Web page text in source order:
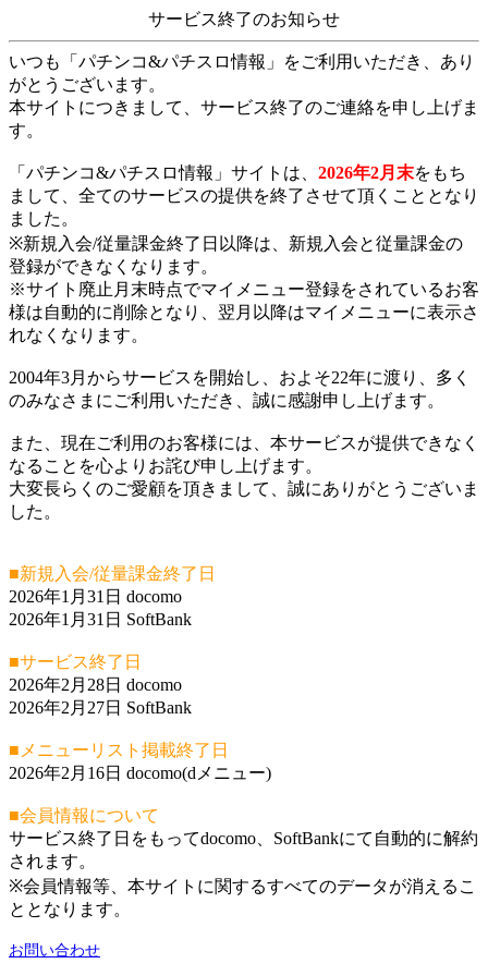
サービス終了のお知らせ
いつも「パチンコ&パチスロ情報」をご利用いただき、あり
がとうございます。
本サイトにつきまして、サービス終了のご連絡を申し上げま
す。
「パチンコ&パチスロ情報」サイトは、 2026年2月末をもち
まして、全てのサービスの提供を終了させて頂くこととなり
ました。
※新規入会/従量課金終了日以降は、新規入会と従量課金の
登録ができなくなります。
※サイト廃止月末時点でマイメニュー登録をされているお客
様は自動的に削除となり、翌月以降はマイメニューに表示さ
れなくなります。
2004年3月からサービスを開始し、およそ22年に渡り、多く
のみなさまにご利用いただき、誠に感謝申し上げます。
また、現在ご利用のお客様には、本サービスが提供できなく
なることを心よりお詫び申し上げます。
大変長らくのご愛顧を頂きまして、誠にありがとうございま
した。
■新規入会/従量課金終了日
2026年1月31日 docomo
2026年1月31日 SoftBank
■サービス終了日
2026年2月28日 docomo
2026年2月27日 SoftBank
■メニューリスト掲載終了日
2026年2月16日 docomo(dメニュー)
■会員情報について
サービス終了日をもってdocomo、SoftBankにて自動的に解約
されます。
※会員情報等、本サイトに関するすべてのデータが消えるこ
ととなります。
お問い合わせ